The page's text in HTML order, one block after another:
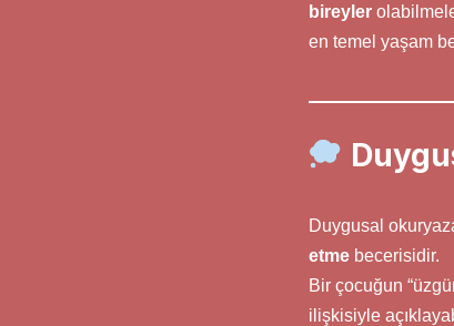
bireyler
en temel yaşam
Duygusal
etmebecerisidir.
Bir çocuğun
ilişkisiyle